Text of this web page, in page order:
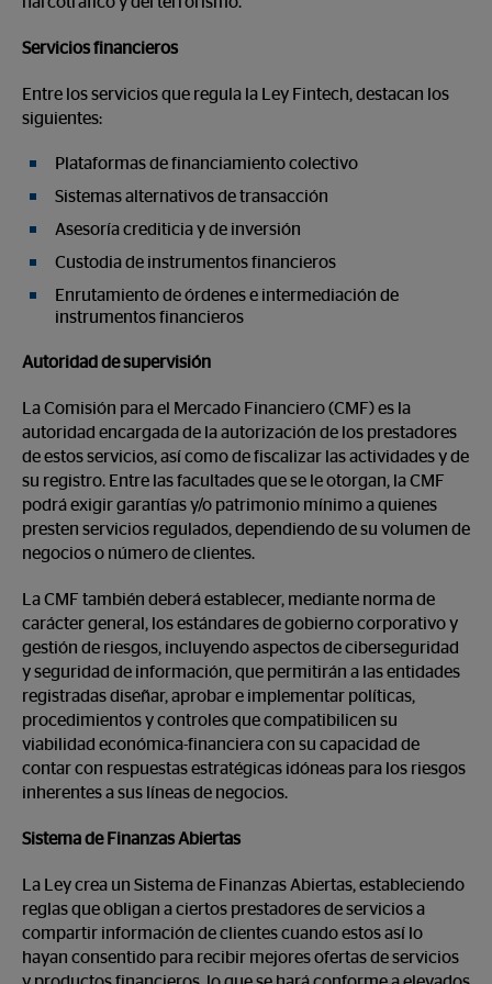
Servicios financieros
Entre los servicios que regula la Ley Fintech, destacan los
siguientes:
Plataformas de financiamiento colectivo
Sistemas alternativos de transacción
Asesoría crediticia y de inversión
Custodia de instrumentos financieros
Enrutamiento de órdenes e intermediación de
instrumentos financieros
Autoridad de supervisión
La Comisión para el Mercado Financiero (CMF) es la
autoridad encargada de la autorización de los prestadores
de estos servicios, así como de fiscalizar las actividades y de
su registro. Entre las facultades que se le otorgan, la CMF
podrá exigir garantías y/o patrimonio mínimo a quienes
presten servicios regulados, dependiendo de su volumen de
negocios o número de clientes.
La CMF también deberá establecer, mediante norma de
carácter general, los estándares de gobierno corporativo y
gestión de riesgos, incluyendo aspectos de ciberseguridad
y seguridad de información, que permitirán a las entidades
registradas diseñar, aprobar e implementar políticas,
procedimientos y controles que compatibilicen su
viabilidad económica-financiera con su capacidad de
contar con respuestas estratégicas idóneas para los riesgos
inherentes a sus líneas de negocios.
Sistema de Finanzas Abiertas
La Ley crea un Sistema de Finanzas Abiertas, estableciendo
reglas que obligan a ciertos prestadores de servicios a
compartir información de clientes cuando estos así lo
hayan consentido para recibir mejores ofertas de servicios